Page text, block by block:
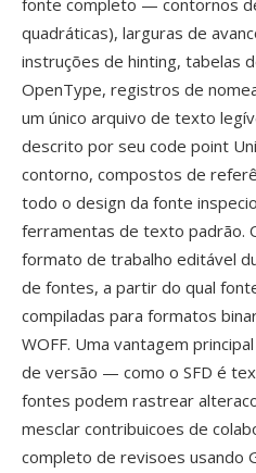
fonte completo — contornos
quadráticas), larguras de
instruções de hinting, tabelas
OpenType, registros de
um único arquivo de texto
descrito por seu code point
contorno, compostos de
todo o design da fonte
ferramentas de texto padrão.
formato de trabalho editável
de fontes, a partir do qual
compiladas para formatos
WOFF. Uma vantagem
de versão — como o SFD é
fontes podem rastrear
mesclar contribuicoes de
completo de revisoes usando